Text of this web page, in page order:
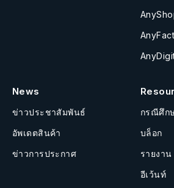
News
ข่าวประชาสัมพันธ์
อัพเดตสินค้า
ข่าวการประกาศ
กรณีศึก
บล็อก
รายงาน
อีเว้นท์